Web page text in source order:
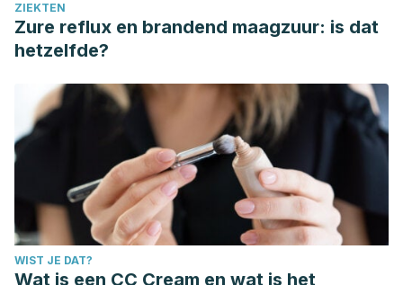
ZIEKTEN
Zure reflux en brandend maagzuur: is dat
hetzelfde?
WIST JE DAT?
Wat is een CC Cream en wat is het